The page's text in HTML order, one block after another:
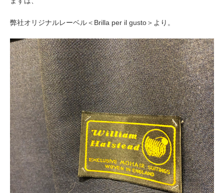
弊社オリジナルレーベル＜Brilla per il gusto＞より。